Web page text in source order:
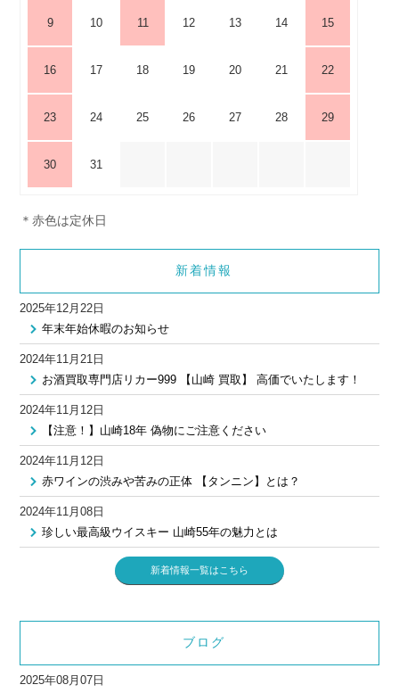
9 10 11 12 13 14 15
16 17 18 19 20 21 22
23 24 25 26 27 28 29
30 31
＊赤色は定休日
新着情報
2025年12月22日
年末年始休暇のお知らせ
2024年11月21日
お酒買取専門店リカー999 【山崎 買取】 高価でいたします！
2024年11月12日
【注意！】山崎18年 偽物にご注意ください
2024年11月12日
赤ワインの渋みや苦みの正体 【タンニン】とは？
2024年11月08日
珍しい最高級ウイスキー 山崎55年の魅力とは
新着情報一覧はこちら
ブログ
2025年08月07日